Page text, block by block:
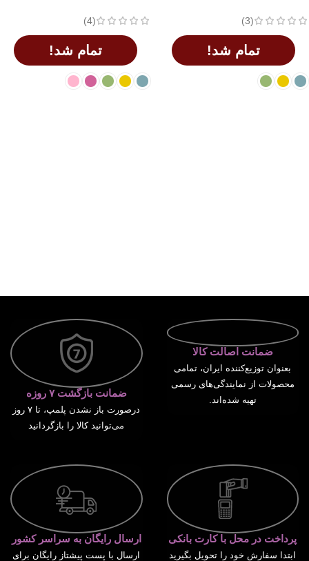
(3)
تمام شد!
(4)
تمام شد!
ضمانت اصالت کالا
بعنوان توزیع‌کننده ایران، تمامی
محصولات از نمایندگی‌های رسمی
تهیه شده‌اند.
ضمانت بازگشت ۷ روزه
درصورت باز نشدن پلمپ، تا ۷ روز
می‌توانید کالا را بازگردانید
پرداخت در محل با کارت بانکی
ابتدا سفارش خود را تحویل بگیرید
ارسال رایگان به سراسر کشور
ارسال با پست پیشتاز رایگان برای